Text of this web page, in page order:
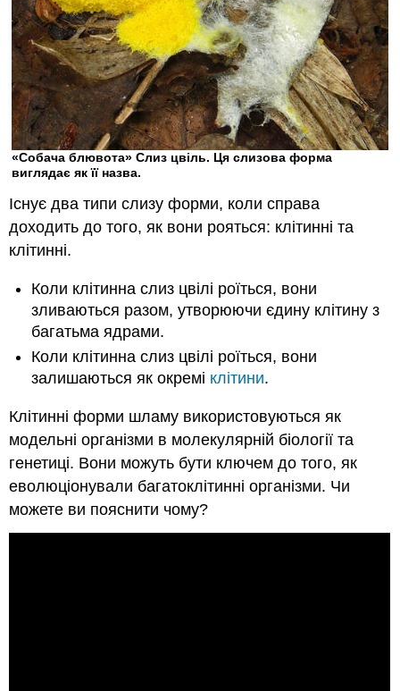
«Собача блювота» Слиз цвіль. Ця слизова форма
виглядає як її назва.
Існує два типи слизу форми, коли справа
доходить до того, як вони рояться: клітинні та
клітинні.
Коли клітинна слиз цвілі роїться, вони
зливаються разом, утворюючи єдину клітину з
багатьма ядрами.
Коли клітинна слиз цвілі роїться, вони
залишаються як окремі клітини.
Клітинні форми шламу використовуються як
модельні організми в молекулярній біології та
генетиці. Вони можуть бути ключем до того, як
еволюціонували багатоклітинні організми. Чи
можете ви пояснити чому?